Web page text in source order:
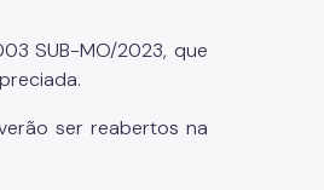
SUB-MO/2023, que
ser reabertos na